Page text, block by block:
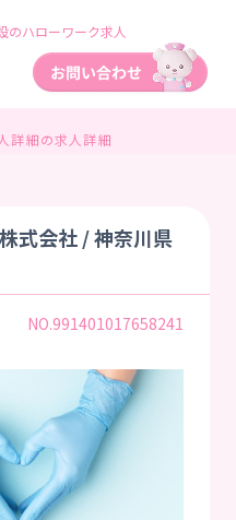
のハローワーク求人
詳細の求人詳細
式会社 / 神奈川県
NO.991401017658241